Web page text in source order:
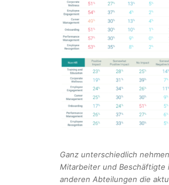
Ganz unterschiedlich
Mitarbeiter und Beschäftigte
anderen Abteilungen die